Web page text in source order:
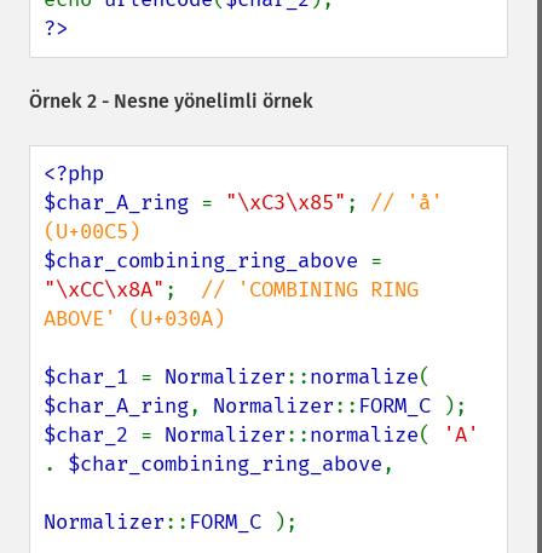
?>
Örnek 2 - Nesne yönelimli örnek
<?php
$char_A_ring = "\xC3\x85" ; // 'å'
$char_combining_ring_above
"\xCC\x8A" ; // 'COMBINING RING
ABOVE' (U+030A)
$char_1 = Normalizer::normalize
$char_A_ring, Normalizer:: FORM_C
$char_2 = Normalizer::normalize(
. $char_combining_ring_above,
Normalizer:: FORM_C );